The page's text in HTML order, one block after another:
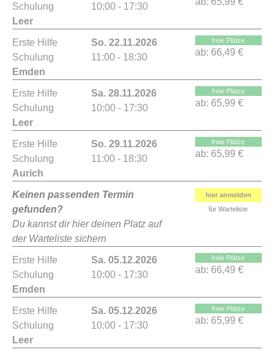
Schulung
Leer
10:00 - 17:30
Erste Hilfe
Schulung
Emden
So. 22.11.2026
11:00 - 18:30
freie Plätze
ab: 66,49 €
Erste Hilfe
Schulung
Leer
Sa. 28.11.2026
10:00 - 17:30
freie Plätze
ab: 65,99 €
Erste Hilfe
Schulung
Aurich
So. 29.11.2026
11:00 - 18:30
freie Plätze
ab: 65,99 €
Keinen passenden Termin
gefunden?
Du kannst dir hier deinen Platz auf
der Warteliste sichern
hier anmelden
für Warteliste
Erste Hilfe
Schulung
Emden
Sa. 05.12.2026
10:00 - 17:30
freie Plätze
ab: 66,49 €
Erste Hilfe
Schulung
Leer
Sa. 05.12.2026
10:00 - 17:30
freie Plätze
ab: 65,99 €